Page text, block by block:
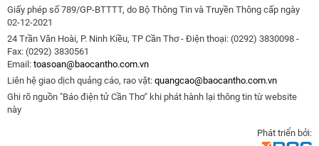
Giấy phép số 789/GP-BTTTT, do Bộ Thông Tin và Truyền Thông cấp ngày
02-12-2021
24 Trần Văn Hoài, P. Ninh Kiều, TP Cần Thơ - Điện thoại: (0292) 3830098 -
Fax: (0292) 3830561
Email: toasoan@baocantho.com.vn
Liên hệ giao dịch quảng cáo, rao vặt: quangcao@baocantho.com.vn
Ghi rõ nguồn "Báo điện tử Cần Thơ" khi phát hành lại thông tin từ website
này
Phát triển bởi: